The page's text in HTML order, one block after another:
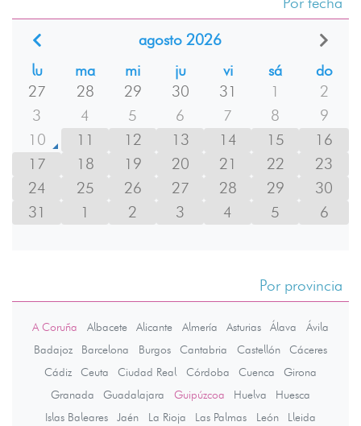
agosto 2026
lu
ma mi ju vi sá
do
27
28 29 30 31 1
2
3
4 5 6 7 8
9
10
11 12 13 14 15
16
17
18 19 20 21 22
23
24
25 26 27 28 29
30
31
1 2 3 4 5 6
Por provincia
A Coruña Albacete Alicante Almería Asturias Álava
Ávila
Badajoz
Barcelona Burgos Cantabria Castellón
Cáceres
Cádiz
Ceuta Ciudad Real Córdoba Cuenca
Girona
Granada
Guadalajara Guipúzcoa Huelva
Huesca
Islas Baleares
Jaén La Rioja Las Palmas León
Lleida